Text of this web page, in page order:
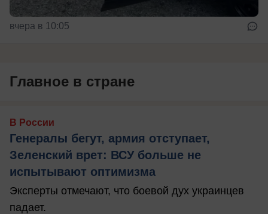
вчера в 10:05
Главное в стране
В России
Генералы бегут, армия отступает,
Зеленский врет: ВСУ больше не
испытывают оптимизма
Эксперты отмечают, что боевой дух украинцев
падает.